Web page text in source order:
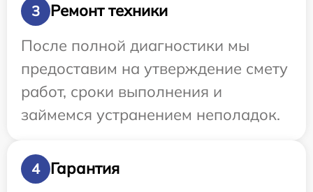
3
Ремонт техники
После полной диагностики мы
предоставим на утверждение смету
работ, сроки выполнения и
займемся устранением неполадок.
4
Гарантия